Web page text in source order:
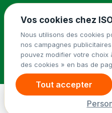
Contact
© 2026 ISO&FACE ·
Groupe Isovalie
Menu Demander un
Vos cookies chez
Nous utilisons des cookies
nos campagnes
pouvez modifier votre choix
des cookies » en bas de
Tout accepter